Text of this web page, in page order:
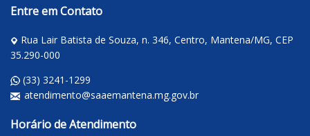
Entre em Contato
Rua Lair Batista de Souza, n. 346, Centro, Mantena/MG, CEP
35.290-000
(33) 3241-1299
atendimento@saaemantena.mg.gov.br
Horário de Atendimento